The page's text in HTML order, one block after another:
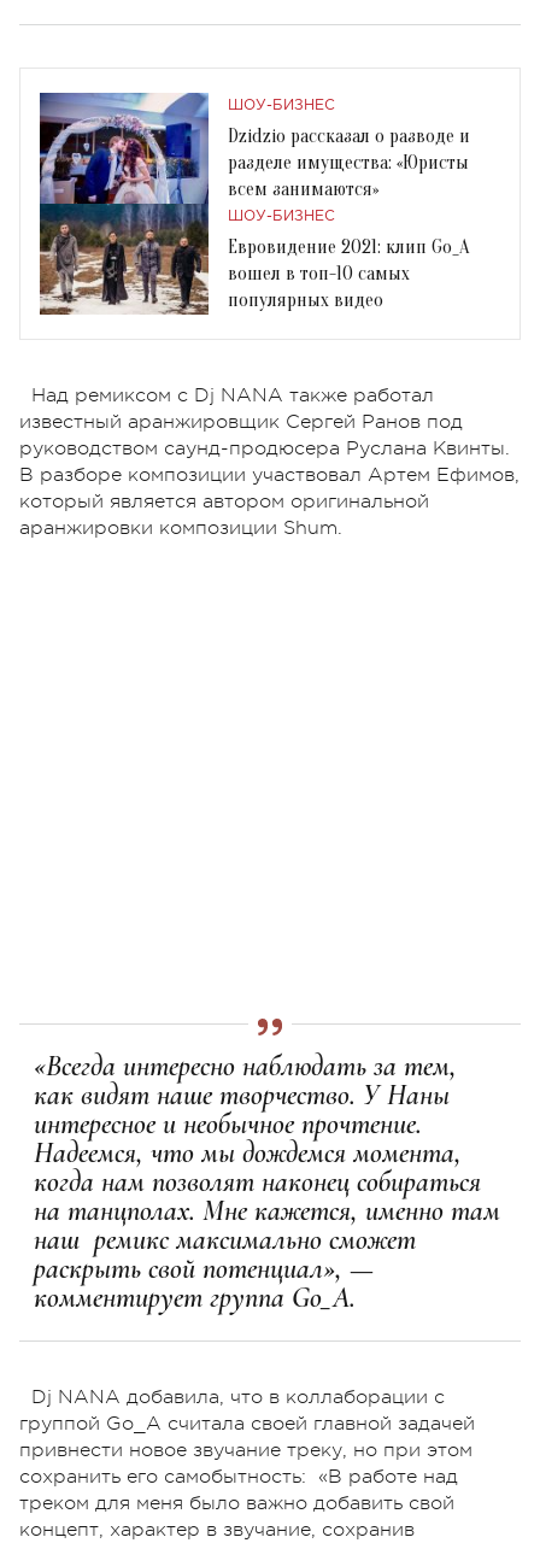
ШОУ-БИЗНЕС
Dzidzio рассказал о разводе и
разделе имущества: «Юристы
всем занимаются»
ШОУ-БИЗНЕС
Евровидение 2021: клип Go_A
вошел в топ-10 самых
популярных видео
Над ремиксом с Dj NANA также работал
известный аранжировщик Сергей Ранов под
руководством саунд-продюсера Руслана Квинты.
В разборе композиции участвовал Артем Ефимов,
который является автором оригинальной
аранжировки композиции Shum.
«Всегда интересно наблюдать за тем,
как видят наше творчество. У Наны
интересное и необычное прочтение.
Надеемся, что мы дождемся момента,
когда нам позволят наконец собираться
на танцполах. Мне кажется, именно там
наш ремикс максимально сможет
раскрыть свой потенциал», —
комментирует группа Go_A.
Dj NANA добавила, что в коллаборации с
группой Go_A считала своей главной задачей
привнести новое звучание треку, но при этом
сохранить его самобытность: «В работе над
треком для меня было важно добавить свой
концепт, характер в звучание, сохранив